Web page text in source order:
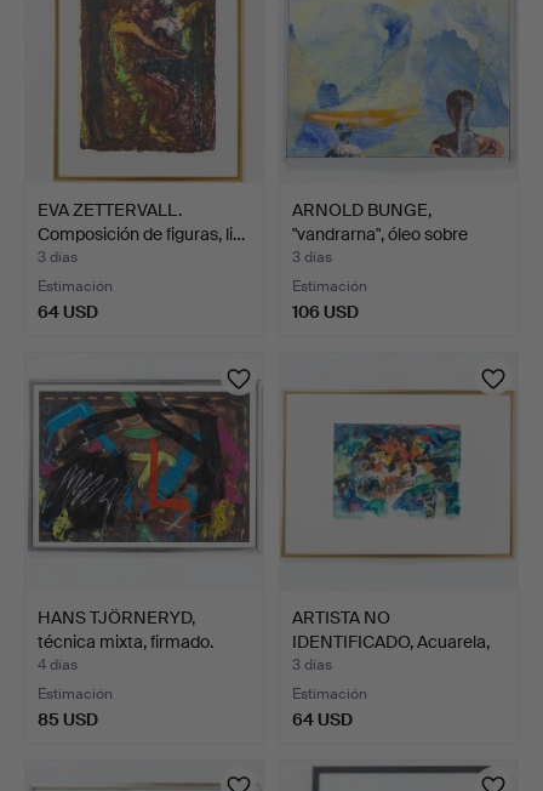
EVA ZETTERVALL.
Composición de figuras, li…
3 días
Estimación
64 USD
ARNOLD BUNGE,
"vandrarna", óleo sobre
lien…
3 días
Estimación
106 USD
HANS TJÖRNERYD,
técnica mixta, firmado.
4 días
Estimación
85 USD
ARTISTA NO
IDENTIFICADO, Acuarela,
firmado.
3 días
Estimación
64 USD